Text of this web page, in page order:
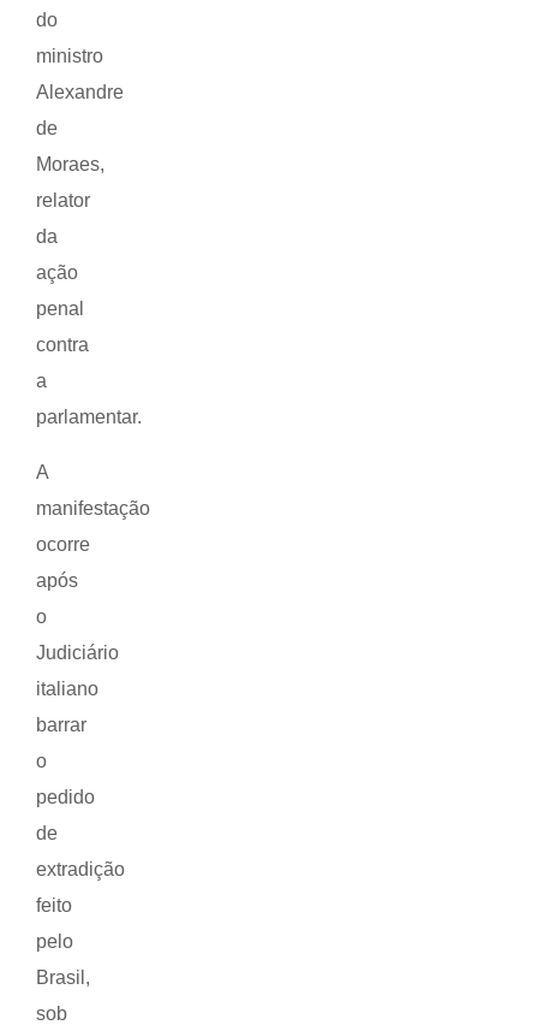
do
ministro
Alexandre
de
Moraes,
relator
da
ação
penal
contra
a
parlamentar.
A
manifestação
ocorre
após
o
Judiciário
italiano
barrar
o
pedido
de
extradição
feito
pelo
Brasil,
sob